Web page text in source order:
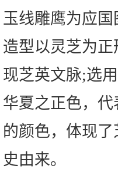
玉线雕鹰为应
造型以灵芝为
现芝英文脉;选
华夏之正色，
的颜色，体现
史由来。